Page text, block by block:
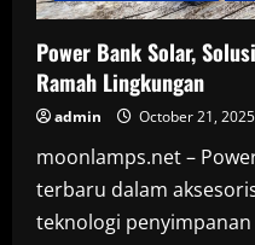
Power Bank Solar,
Ramah Lingkungan
admin October 21, 2025
moonlamps.net –
terbaru dalam
teknologi penyimpanan